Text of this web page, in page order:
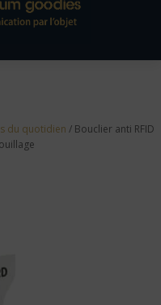
du quotidien / Bouclier anti RFID